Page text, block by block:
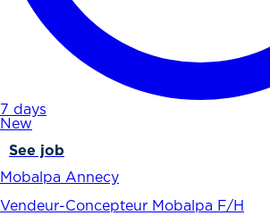
7 days
New
See job
Mobalpa Annecy
Vendeur-Concepteur Mobalpa F/H